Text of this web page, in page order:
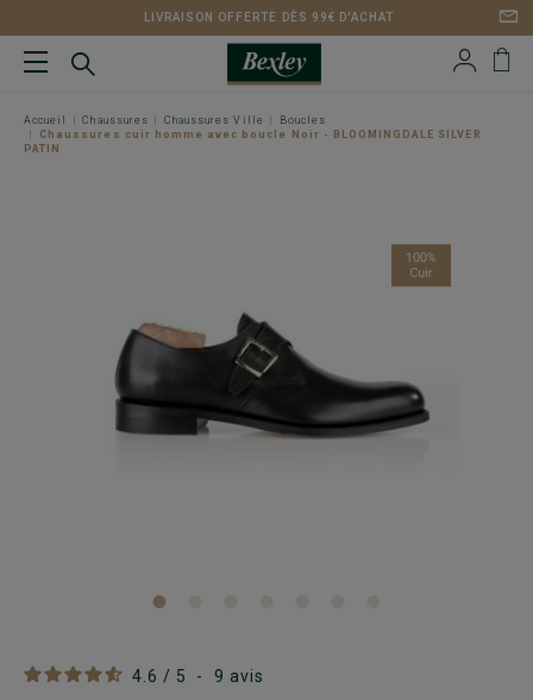
LIVRAISON OFFERTE DÈS 99€ D'ACHAT
Accueil Chaussures Chaussures Ville
Boucles
Chaussures cuir homme avec boucle Noir - BLOOMINGDALE SILVER
PATIN
4.6 / 5 - 9 avis